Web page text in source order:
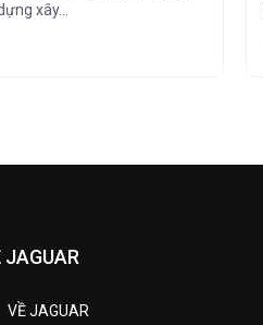
xây…
JAGUAR
VỀ JAGUAR